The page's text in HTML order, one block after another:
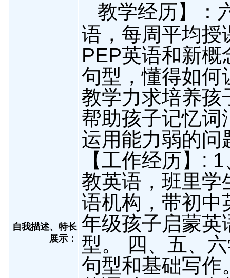
自我描述、特长
展示 ：
教学经历】：
语，每周平均授
PEP英语和新
句型，懂得如何
教学力求培养孩
帮助孩子记忆词
运用能力弱的问
【工作经历】:
教英语，班里学
语机构，带初中
年级孩子启蒙英
型。 四、五、
句型和基础写作